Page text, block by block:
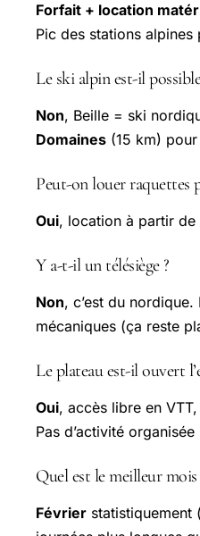
Forfait + location
Pic des stations alpines
Le ski alpin est-il
Non, Beille = ski
Domaines (15 km) pour
Peut-on louer raquettes
Oui, location à partir
Y a-t-il un télésiège ?
Non, c’est du
mécaniques (ça reste
Le plateau est-il ouvert
Oui, accès libre en
Pas d’activité
Quel est le meilleur
Février statistiquement